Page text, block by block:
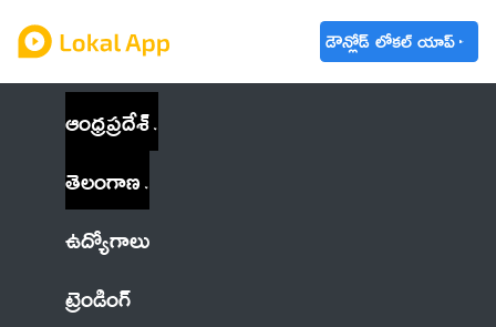
డౌన్లోడ్ లోకల్ యాప్
ఆంధ్రప్రదేశ్
తెలంగాణ
ఉద్యోగాలు
ట్రెండింగ్